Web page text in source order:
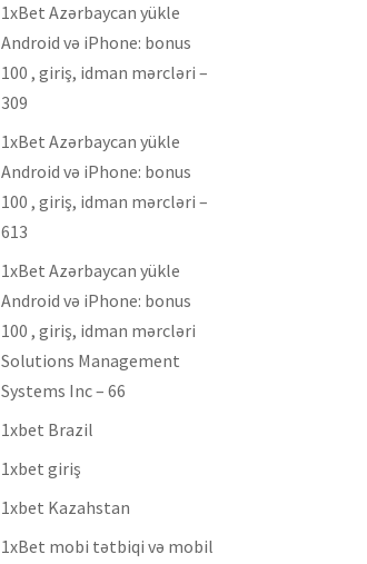
1xBet Azərbaycan yükle
Android və iPhone: bonus
100 , giriş, idman mərcləri –
309
1xBet Azərbaycan yükle
Android və iPhone: bonus
100 , giriş, idman mərcləri –
613
1xBet Azərbaycan yükle
Android və iPhone: bonus
100 , giriş, idman mərcləri
Solutions Management
Systems Inc – 66
1xbet Brazil
1xbet giriş
1xbet Kazahstan
1xBet mobi tətbiqi və mobil